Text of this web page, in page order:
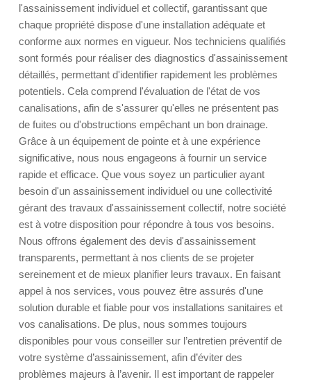
l'assainissement individuel et collectif, garantissant que
chaque propriété dispose d'une installation adéquate et
conforme aux normes en vigueur. Nos techniciens qualifiés
sont formés pour réaliser des diagnostics d'assainissement
détaillés, permettant d'identifier rapidement les problèmes
potentiels. Cela comprend l'évaluation de l'état de vos
canalisations, afin de s'assurer qu'elles ne présentent pas
de fuites ou d'obstructions empêchant un bon drainage.
Grâce à un équipement de pointe et à une expérience
significative, nous nous engageons à fournir un service
rapide et efficace. Que vous soyez un particulier ayant
besoin d'un assainissement individuel ou une collectivité
gérant des travaux d'assainissement collectif, notre société
est à votre disposition pour répondre à tous vos besoins.
Nous offrons également des devis d'assainissement
transparents, permettant à nos clients de se projeter
sereinement et de mieux planifier leurs travaux. En faisant
appel à nos services, vous pouvez être assurés d'une
solution durable et fiable pour vos installations sanitaires et
vos canalisations. De plus, nous sommes toujours
disponibles pour vous conseiller sur l’entretien préventif de
votre système d’assainissement, afin d’éviter des
problèmes majeurs à l’avenir. Il est important de rappeler